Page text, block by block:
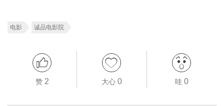
电影 诚品电影院
赞 2 大心 0 哇 0